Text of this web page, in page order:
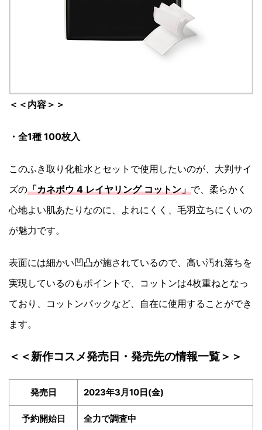
＜＜内容＞＞
・全1種 100枚入
このふき取り化粧水とセットで使用したいのが、大判サイ
ズの「カネボウ 4 レイヤリング コットン」で、柔らかく
心地よい肌あたりなのに、よれにくく、毛羽立ちにくいの
が魅力です。
表面には細かい凹凸が施されているので、高い汚れ落ちを
実現しているのもポイントで、コットンは4枚重ねとなっ
ており、コットンパックなど、自在に使用することができ
ます。
＜＜新作コスメ発売日・発売先の情報一覧＞＞
発売日 2023年3月10日(金)
予約開始日 全力で調査中